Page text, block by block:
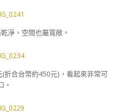
淨，空間也屬寬敞。
折合台幣約450元)，看起來非常可
。